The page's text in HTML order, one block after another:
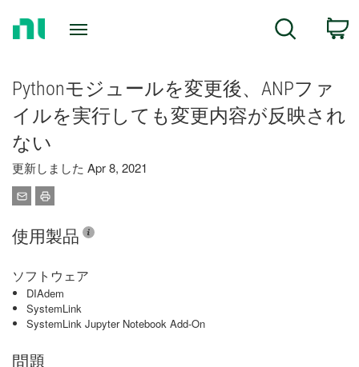
Search
Pythonモジュールを変更後、ANPファ
イルを実行しても変更内容が反映され
ない
更新しました Apr 8, 2021
使用製品
ソフトウェア
DIAdem
SystemLink
SystemLink Jupyter Notebook Add-On
問題